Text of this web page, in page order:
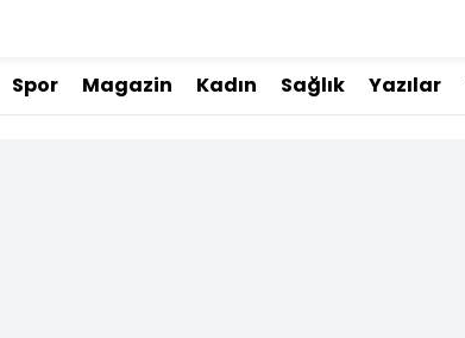
Spor Magazin Kadın Sağlık Yazılar